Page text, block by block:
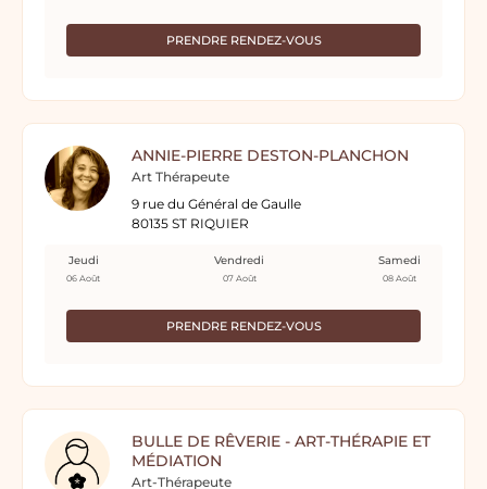
PRENDRE RENDEZ-VOUS
ANNIE-PIERRE DESTON-PLANCHON
Art Thérapeute
9 rue du Général de Gaulle
80135 ST RIQUIER
PRENDRE RENDEZ-VOUS
Jeudi
06 Août
Vendredi
07 Août
Samedi
08 Août
BULLE DE RÊVERIE - ART-THÉRAPIE ET
MÉDIATION
Art-Thérapeute